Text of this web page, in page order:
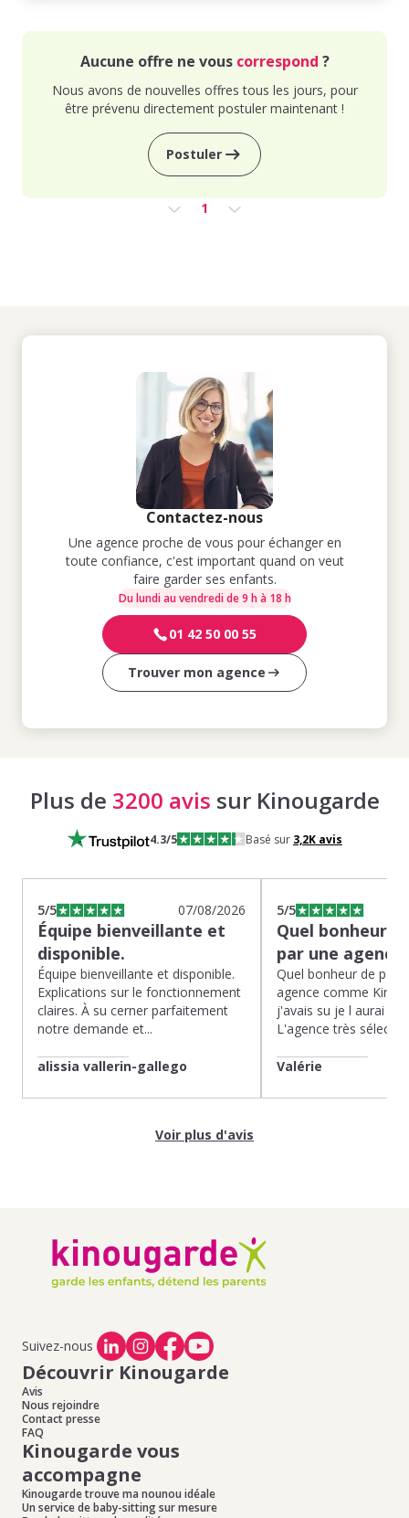
Aucune offre ne vous correspond ?
Nous avons de nouvelles offres tous les jours, pour
être prévenu directement postuler maintenant !
Postuler
1
Contactez-nous
Une agence proche de vous pour échanger en
toute confiance, c'est important quand on veut
faire garder ses enfants.
Du lundi au vendredi de 9 h à 18 h
01 42 50 00 55
Trouver mon agence
Plus de 3200 avis sur Kinougarde
4.3/5 Basé sur 3,2Kavis
5/5 07/08/2026
Équipe bienveillante et
disponible.
Équipe bienveillante et disponible.
Explications sur le fonctionnement
claires. À su cerner parfaitement
notre demande et...
alissia vallerin-gallego
5/5
Quel bonheur
par une
Quel bonheur de
agence comme
j'avais su je l aurai
L'agence très
Valérie
Voir plus d'avis
Suivez-nous
Découvrir Kinougarde
Avis
Nous rejoindre
Contact presse
FAQ
Kinougarde vous
accompagne
Kinougarde trouve ma nounou idéale
Un service de baby-sitting sur mesure